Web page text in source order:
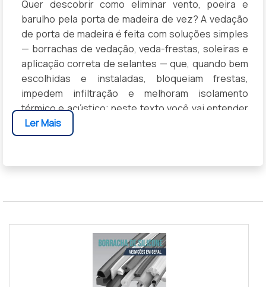
Quer descobrir como eliminar vento, poeira e
barulho pela porta de madeira de vez? A vedação
de porta de madeira é feita com soluções simples
— borrachas de vedação, veda-frestas, soleiras e
aplicação correta de selantes — que, quando bem
escolhidas e instaladas, bloqueiam frestas,
impedem infiltração e melhoram isolamento
térmico e acústico; neste texto você vai entender
quais materiais usar, como medir e instalar cada
peça e receber dicas práticas para economizar
PARA PORTA DE MADEIRA
Escolha de materiais determina desempenho da
vedação porta de madeira: cada opção equilibra
isolamento térmico, acústico e resistência à
umidade na madeira, com impacto direto na
Ler Mais